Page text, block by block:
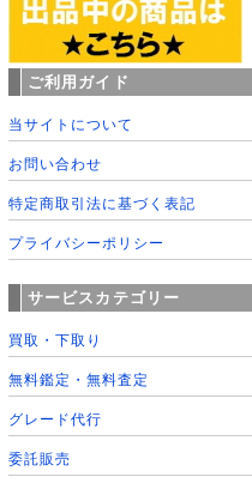
ご利用ガイド
当サイトについて
お問い合わせ
特定商取引法に基づく表記
プライバシーポリシー
サービスカテゴリー
買取・下取り
無料鑑定・無料査定
グレード代行
委託販売